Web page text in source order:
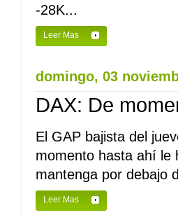
-28K...
Leer Mas
domingo, 03
DAX: De
El GAP bajista del
momento hasta ahí le
mantenga por debajo
Leer Mas